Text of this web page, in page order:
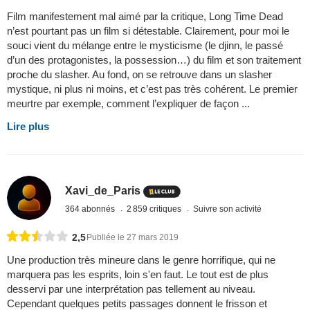
Film manifestement mal aimé par la critique, Long Time Dead
n’est pourtant pas un film si détestable. Clairement, pour moi le
souci vient du mélange entre le mysticisme (le djinn, le passé
d’un des protagonistes, la possession…) du film et son traitement
proche du slasher. Au fond, on se retrouve dans un slasher
mystique, ni plus ni moins, et c’est pas très cohérent. Le premier
meurtre par exemple, comment l’expliquer de façon ...
Lire plus
Xavi_de_Paris
364 abonnés 2 859 critiques Suivre son activité
2,5Publiée le 27 mars 2019
Une production très mineure dans le genre horrifique, qui ne
marquera pas les esprits, loin s'en faut. Le tout est de plus
desservi par une interprétation pas tellement au niveau.
Cependant quelques petits passages donnent le frisson et